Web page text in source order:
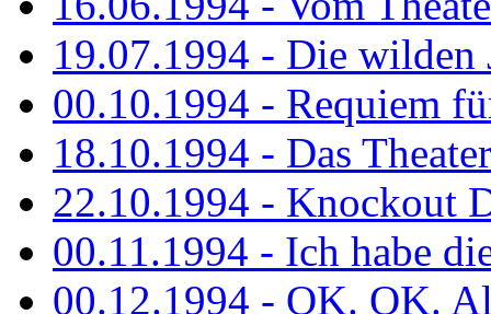
19.07.1994 - Die wilden
00.10.1994 - Requiem
18.10.1994 - Das
22.10.1994 - Knockout
00.11.1994 - Ich habe
00.12.1994 - OK. OK.